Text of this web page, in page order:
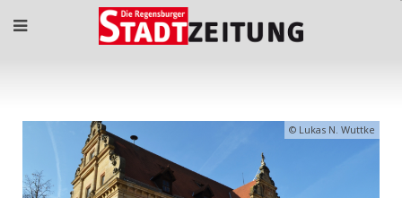
Lukas N. Wuttke